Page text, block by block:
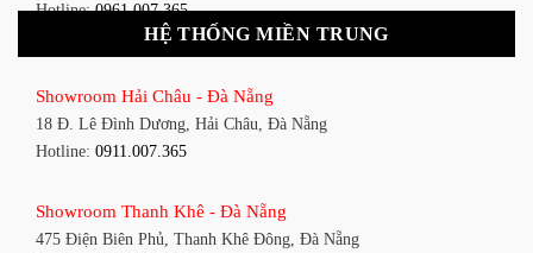
Hotline:0961.007.365
1411 Đường 3/2, P. 16, Quận 11, TP. HCM
Hotline:0911.007.365
1448 Huỳnh Tấn Phát, Phú Thuận, Quận 7, TP HCM
Hotline:0961.007.365
HỆ THỐNG MIỀN TRUNG
Showroom Hải Châu - Đà Nẵng
18 Đ. Lê Đình Dương, Hải Châu, Đà Nẵng
Hotline: 0911.007.365
Showroom Thanh Khê - Đà Nẵng
475 Điện Biên Phủ, Thanh Khê Đông, Đà Nẵng